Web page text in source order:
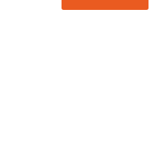
Голубой (3)